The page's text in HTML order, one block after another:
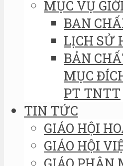
MỤC VỤ
BAN
LỊCH SỬ
BẢN
MỤC
PT TNTT
TIN TỨC
GIÁO HỘI
GIÁO HỘI